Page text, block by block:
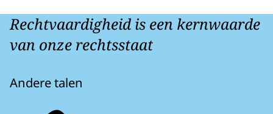
Rechtvaardigheid is een kernwaarde
van onze rechtsstaat
Andere talen